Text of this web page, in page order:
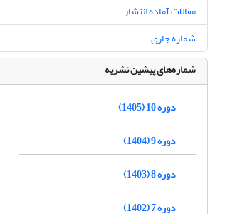
مقالات آماده انتشار
شماره جاری
شماره‌های پیشین نشریه
دوره 10 (1405)
دوره 9 (1404)
دوره 8 (1403)
دوره 7 (1402)